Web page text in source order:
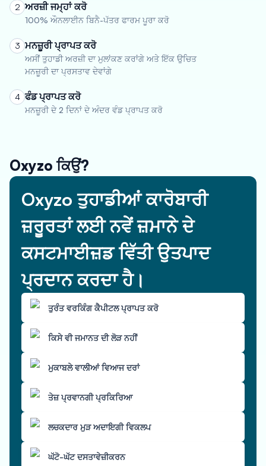
2 ਅਰਜ਼ੀ ਜਮ੍ਹਾਂ ਕਰੋ
100% ਔਨਲਾਈਨ ਬਿਨੈ-ਪੱਤਰ ਫਾਰਮ ਪੂਰਾ ਕਰੋ
3 ਮਨਜ਼ੂਰੀ ਪ੍ਰਾਪਤ ਕਰੋ
ਅਸੀਂ ਤੁਹਾਡੀ ਅਰਜ਼ੀ ਦਾ ਮੁਲਾਂਕਣ ਕਰਾਂਗੇ ਅਤੇ ਇੱਕ ਉਚਿਤ
ਮਨਜ਼ੂਰੀ ਦਾ ਪ੍ਰਸਤਾਵ ਦੇਵਾਂਗੇ
4 ਫੰਡ ਪ੍ਰਾਪਤ ਕਰੋ
ਮਨਜ਼ੂਰੀ ਦੇ 2 ਦਿਨਾਂ ਦੇ ਅੰਦਰ ਵੰਡ ਪ੍ਰਾਪਤ ਕਰੋ
Oxyzo ਕਿਉਂ?
Oxyzo ਤੁਹਾਡੀਆਂ ਕਾਰੋਬਾਰੀ
ਜ਼ਰੂਰਤਾਂ ਲਈ ਨਵੇਂ ਜ਼ਮਾਨੇ ਦੇ
ਕਸਟਮਾਈਜ਼ਡ ਵਿੱਤੀ ਉਤਪਾਦ
ਪ੍ਰਦਾਨ ਕਰਦਾ ਹੈ।
ਤੁਰੰਤ ਵਰਕਿੰਗ ਕੈਪੀਟਲ ਪ੍ਰਾਪਤ ਕਰੋ
ਕਿਸੇ ਵੀ ਜਮਾਨਤ ਦੀ ਲੋੜ ਨਹੀਂ
ਮੁਕਾਬਲੇ ਵਾਲੀਆਂ ਵਿਆਜ ਦਰਾਂ
ਤੇਜ਼ ਪ੍ਰਵਾਨਗੀ ਪ੍ਰਕਿਰਿਆ
ਲਚਕਦਾਰ ਮੁੜ ਅਦਾਇਗੀ ਵਿਕਲਪ
ਘੱਟੋ-ਘੱਟ ਦਸਤਾਵੇਜ਼ੀਕਰਨ